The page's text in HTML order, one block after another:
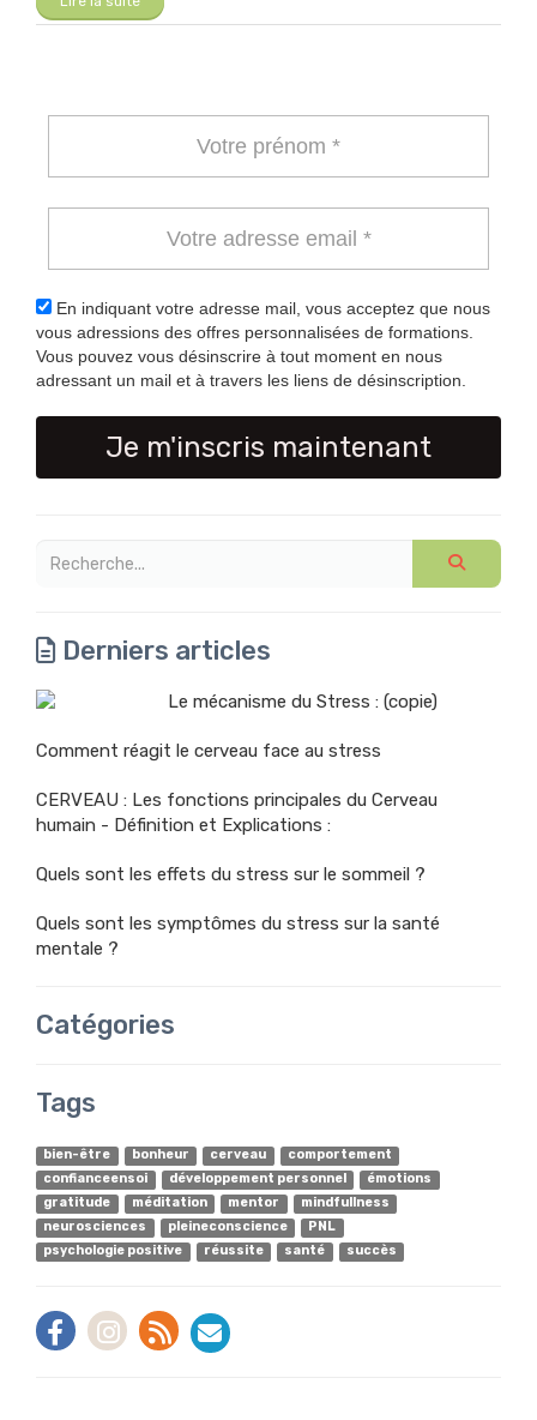
En indiquant votre adresse mail, vous acceptez que nous
vous adressions des offres personnalisées de formations.
Vous pouvez vous désinscrire à tout moment en nous
adressant un mail et à travers les liens de désinscription.
Je m'inscris maintenant
Derniers articles
Le mécanisme du Stress : (copie)
Comment réagit le cerveau face au stress
CERVEAU : Les fonctions principales du Cerveau
humain - Définition et Explications :
Quels sont les effets du stress sur le sommeil ?
Quels sont les symptômes du stress sur la santé
mentale ?
Catégories
Tags
bien-être bonheur cerveau
comportement
confianceensoi
développement personnel
émotions
gratitude
méditation mentor
mindfullness
neurosciences
pleineconscience
PNL
psychologie positive
réussite santé succès